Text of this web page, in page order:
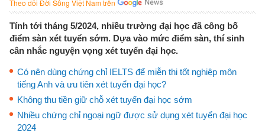
Theo dõi Đời Sống Việt Nam trên
Tính tới tháng 5/2024, nhiều trường đại học đã công bố
điểm sàn xét tuyển sớm. Dựa vào mức điểm sàn, thí sinh
cân nhắc nguyện vọng xét tuyển đại học.
Có nên dùng chứng chỉ IELTS để miễn thi tốt nghiệp môn
tiếng Anh và ưu tiên xét tuyển đại học?
Không thu tiền giữ chỗ xét tuyển đại học sớm
Nhiều chứng chỉ ngoại ngữ được sử dụng xét tuyển đại học
2024